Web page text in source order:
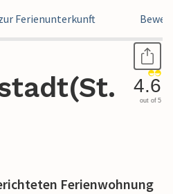
Ferienunterkunft
4.6
out of 5
Ferienwohnung